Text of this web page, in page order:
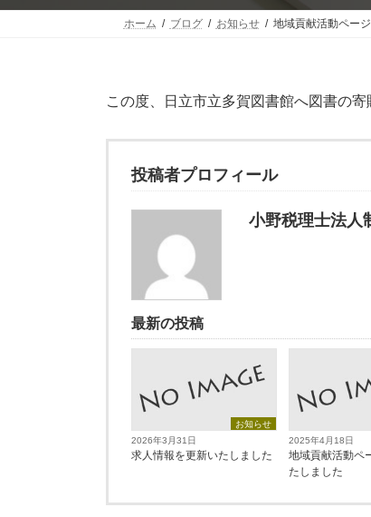
ホーム ブログ お知らせ 地域貢献活動ペー
この度、日立市立多賀図書館へ図書の
投稿者プロフィール
小野税理士法人
最新の投稿
お知らせ
2026年3月31日
求人情報を更新いたしました
2025年4月18日
地域貢献活動ペ
たしました